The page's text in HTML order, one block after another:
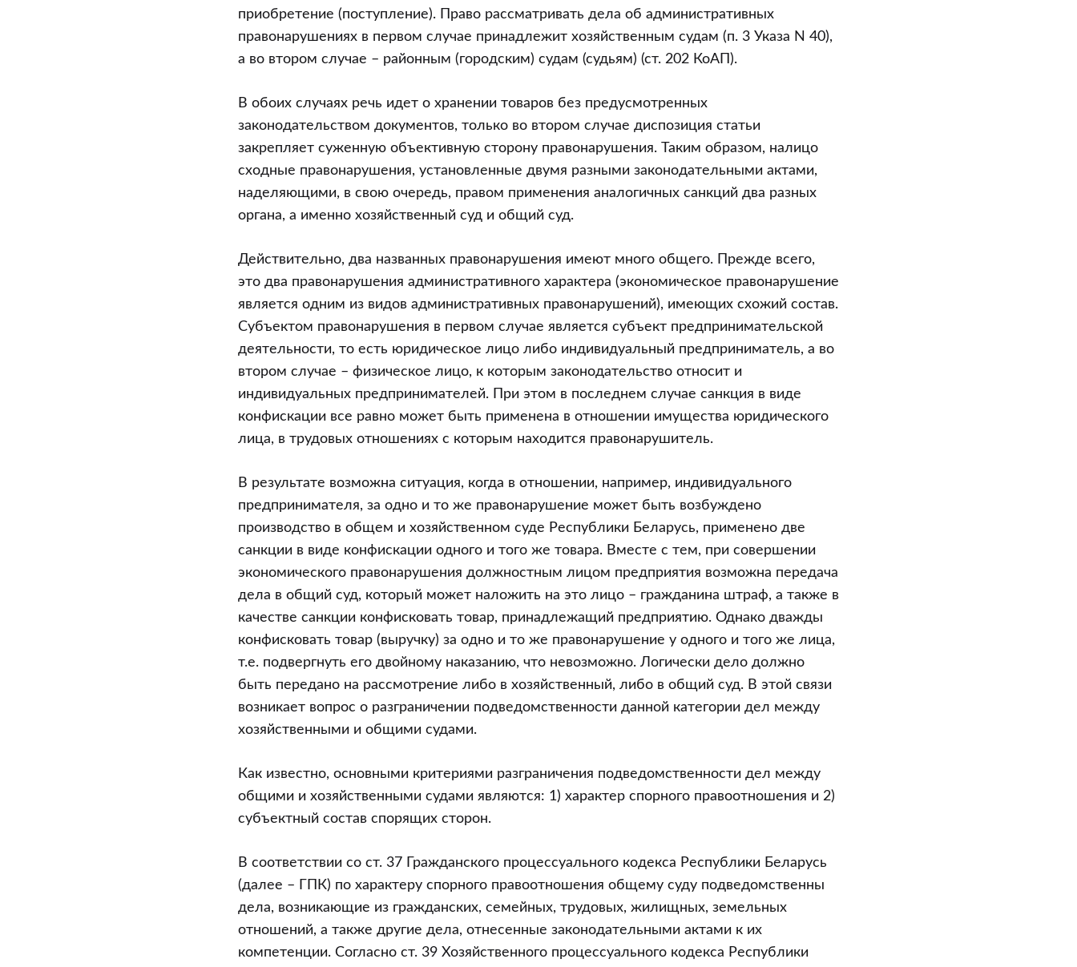
приобретение (поступление). Право рассматривать дела об административных
правонарушениях в первом случае принадлежит хозяйственным судам (п. 3 Указа N 40),
а во втором случае – районным (городским) судам (судьям) (ст. 202 КоАП).
В обоих случаях речь идет о хранении товаров без предусмотренных
законодательством документов, только во втором случае диспозиция статьи
закрепляет суженную объективную сторону правонарушения. Таким образом, налицо
сходные правонарушения, установленные двумя разными законодательными актами,
наделяющими, в свою очередь, правом применения аналогичных санкций два разных
органа, а именно хозяйственный суд и общий суд.
Действительно, два названных правонарушения имеют много общего. Прежде всего,
это два правонарушения административного характера (экономическое правонарушение
является одним из видов административных правонарушений), имеющих схожий состав.
Субъектом правонарушения в первом случае является субъект предпринимательской
деятельности, то есть юридическое лицо либо индивидуальный предприниматель, а во
втором случае – физическое лицо, к которым законодательство относит и
индивидуальных предпринимателей. При этом в последнем случае санкция в виде
конфискации все равно может быть применена в отношении имущества юридического
лица, в трудовых отношениях с которым находится правонарушитель.
В результате возможна ситуация, когда в отношении, например, индивидуального
предпринимателя, за одно и то же правонарушение может быть возбуждено
производство в общем и хозяйственном суде Республики Беларусь, применено две
санкции в виде конфискации одного и того же товара. Вместе с тем, при совершении
экономического правонарушения должностным лицом предприятия возможна передача
дела в общий суд, который может наложить на это лицо – гражданина штраф, а также в
качестве санкции конфисковать товар, принадлежащий предприятию. Однако дважды
конфисковать товар (выручку) за одно и то же правонарушение у одного и того же лица,
т.е. подвергнуть его двойному наказанию, что невозможно. Логически дело должно
быть передано на рассмотрение либо в хозяйственный, либо в общий суд. В этой связи
возникает вопрос о разграничении подведомственности данной категории дел между
хозяйственными и общими судами.
Как известно, основными критериями разграничения подведомственности дел между
общими и хозяйственными судами являются: 1) характер спорного правоотношения и 2)
субъектный состав спорящих сторон.
В соответствии со ст. 37 Гражданского процессуального кодекса Республики Беларусь
(далее – ГПК) по характеру спорного правоотношения общему суду подведомственны
дела, возникающие из гражданских, семейных, трудовых, жилищных, земельных
отношений, а также другие дела, отнесенные законодательными актами к их
компетенции. Согласно ст. 39 Хозяйственного процессуального кодекса Республики